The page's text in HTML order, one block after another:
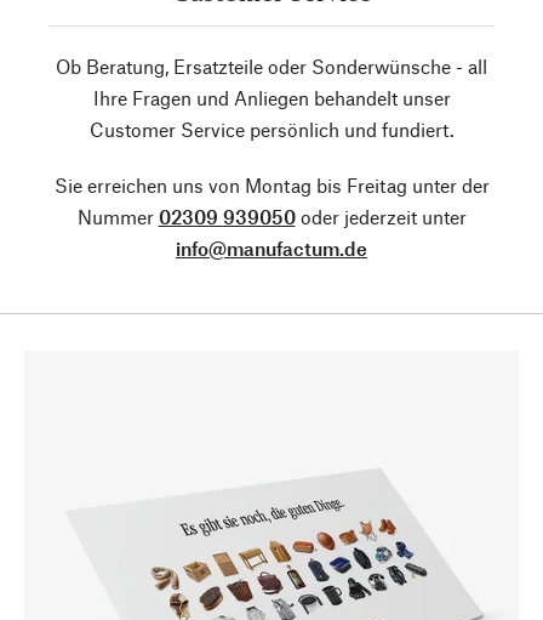
Ob Beratung, Ersatzteile oder Sonderwünsche - all
Ihre Fragen und Anliegen behandelt unser
Customer Service persönlich und fundiert.
Sie erreichen uns von Montag bis Freitag unter der
Nummer 02309 939050oder jederzeit unter
info@manufactum.de